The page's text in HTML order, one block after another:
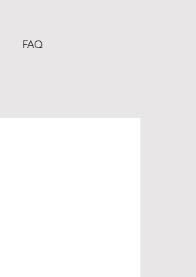
FAQ